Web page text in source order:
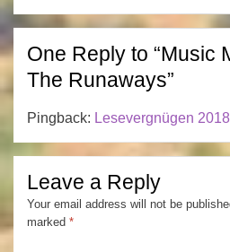
One Reply to “Music
The Runaways”
Pingback: Lesevergnügen
Leave a Reply
Your email address will not be
marked *